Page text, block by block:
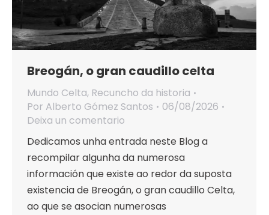
Breogán, o gran caudillo celta
Mundo Celta, Recuncho da historia
Por Alberto Gómez Santos
06/08/2026
Deixa un comentario
Dedicamos unha entrada neste Blog a
recompilar algunha da numerosa
información que existe ao redor da suposta
existencia de Breogán, o gran caudillo Celta,
ao que se asocian numerosas